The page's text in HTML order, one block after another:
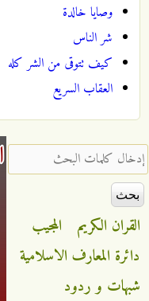
وصايا خالدة
شر الناس
كيف تتوقى من الشر كله
العقاب السريع
‏إدخال كلمات البحث ‏
القران الكريم
المجيب
دائرة المعارف الاسلامية
شبهات و ردود